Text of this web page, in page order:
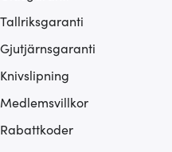
Tallriksgaranti
Gjutjärnsgaranti
Knivslipning
Medlemsvillkor
Rabattkoder